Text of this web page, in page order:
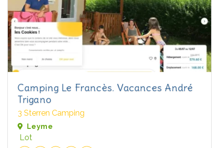
Camping Le Francès. Vacances André
Trigano
3 Sterren Camping
Leyme
Lot